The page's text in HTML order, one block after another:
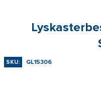
SKU: GL15306